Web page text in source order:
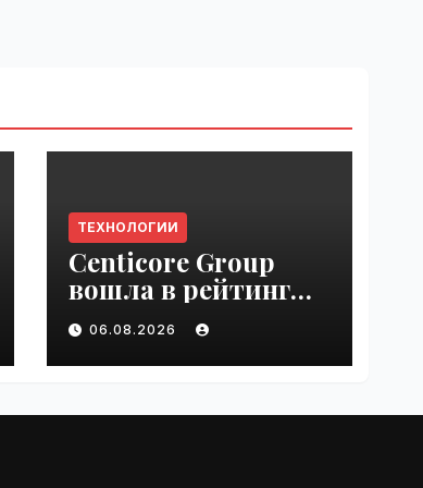
ТЕХНОЛОГИИ
Centicore Group
вошла в рейтинг
«CNews500:
Крупнейшие ИТ-
компании России» |
06.08.2026